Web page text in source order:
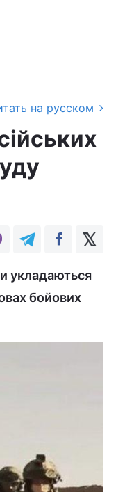
на русском
укладаються
бойових